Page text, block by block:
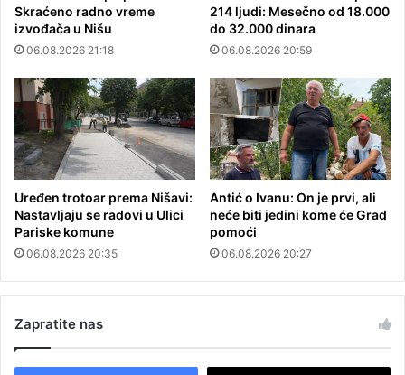
Skraćeno radno vreme
izvođača u Nišu
06.08.2026 21:18
214 ljudi: Mesečno od 18.000
do 32.000 dinara
06.08.2026 20:59
Uređen trotoar prema Nišavi:
Nastavljaju se radovi u Ulici
Pariske komune
06.08.2026 20:35
Antić o Ivanu: On je prvi, ali
neće biti jedini kome će Grad
pomoći
06.08.2026 20:27
Zapratite nas